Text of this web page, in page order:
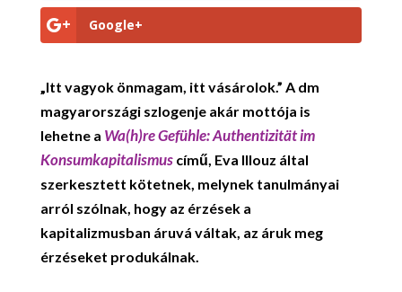
Google+
„Itt vagyok önmagam, itt vásárolok.” A dm
magyarországi szlogenje akár mottója is
lehetne a Wa(h)re Gefühle: Authentizität im
Konsumkapitalismus című, Eva Illouz által
szerkesztett kötetnek, melynek tanulmányai
arról szólnak, hogy az érzések a
kapitalizmusban áruvá váltak, az áruk meg
érzéseket produkálnak.